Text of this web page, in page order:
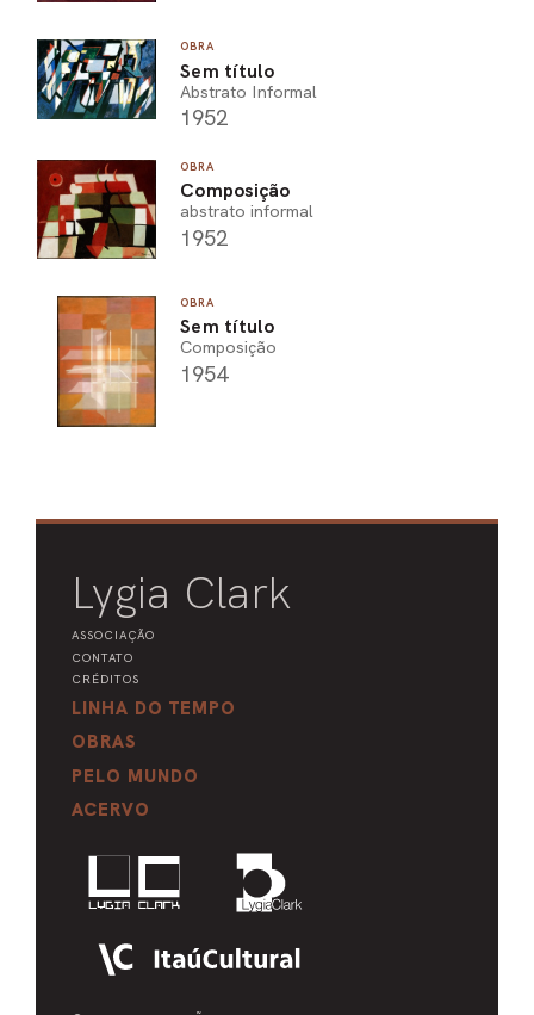
OBRA
Sem título
Abstrato Informal
1952
OBRA
Composição
abstrato informal
1952
OBRA
Sem título
Composição
1954
Lygia Clark
ASSOCIAÇÃO
CONTATO
CRÉDITOS
LINHA DO TEMPO
OBRAS
PELO MUNDO
ACERVO